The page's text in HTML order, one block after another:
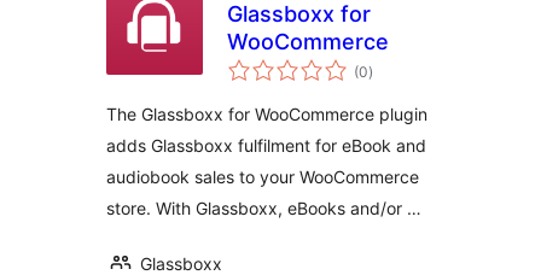
Glassboxx for
WooCommerce
(0общий
рейтинг
)
The Glassboxx for WooCommerce plugin
adds Glassboxx fulfilment for eBook and
audiobook sales to your WooCommerce
store. With Glassboxx, eBooks and/or …
Glassboxx